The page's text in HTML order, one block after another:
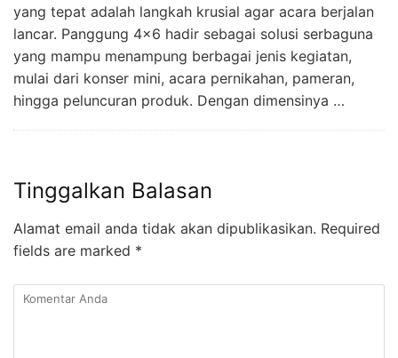
yang tepat adalah langkah krusial agar acara berjalan
lancar. Panggung 4×6 hadir sebagai solusi serbaguna
yang mampu menampung berbagai jenis kegiatan,
mulai dari konser mini, acara pernikahan, pameran,
hingga peluncuran produk. Dengan dimensinya …
Tinggalkan Balasan
Alamat email anda tidak akan dipublikasikan. Required
fields are marked *